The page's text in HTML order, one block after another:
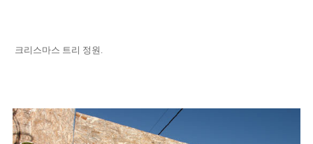
크리스마스 트리 정원.